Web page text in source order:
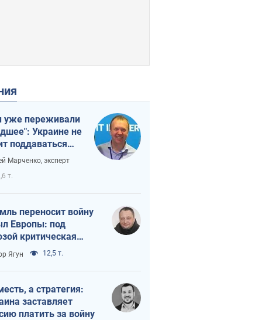
переживали
Украине не
поддаваться
из-за
Марченко, эксперт
т.
переносит войну
Европы: под
критическая
Ягун 12,5 т.
а стратегия:
заставляет
платить за войну